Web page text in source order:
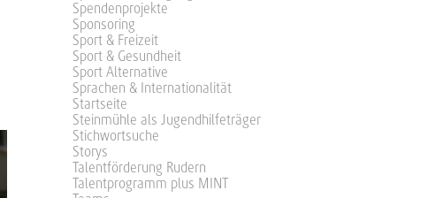
Spendenprojekte
Sponsoring
Sport & Freizeit
Sport & Gesundheit
Sport Alternative
Sprachen & Internationalität
Startseite
Steinmühle als Jugendhilfeträger
Stichwortsuche
Storys
Talentförderung Rudern
Talentprogramm plus MINT